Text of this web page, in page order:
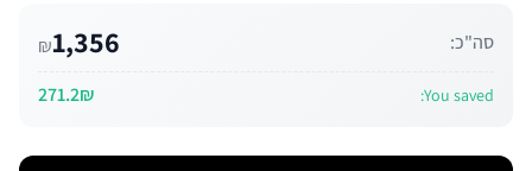
סה"כ: 1,356
₪
You saved:
271.2₪